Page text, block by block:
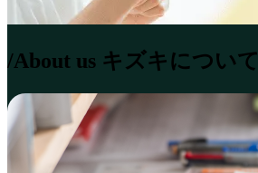
/About us キズキについて